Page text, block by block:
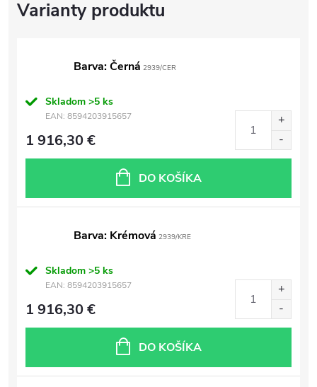
Barva: Černá 2939/CER
Skladom >5 ks
EAN: 8594203915657
1 916,30 €
DO KOŠÍKA
Barva: Krémová 2939/KRE
Skladom >5 ks
EAN: 8594203915657
1 916,30 €
DO KOŠÍKA